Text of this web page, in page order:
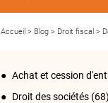
Accueil > Blog > Droit fiscal >
Achat et cession
Droit des sociétés (68)